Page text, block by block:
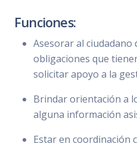
Funciones:
Asesorar al ciudadano
obligaciones que
solicitar apoyo a la
Brindar orientación a
alguna información
Estar en coordinación